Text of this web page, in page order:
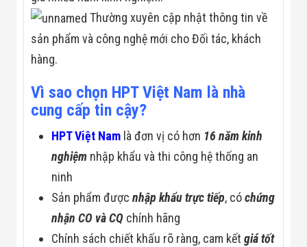
Thường xuyên cập nhật thông tin về
sản phẩm và công nghệ mới cho Đối tác, khách
hàng.
Vì sao chọn HPT Việt Nam là nhà
cung cấp tin cậy?
HPT Việt Nam là đơn vị có hơn 16 năm kinh
nghiệm nhập khẩu và thi công hệ thống an
ninh
Sản phẩm đượcnhập khẩu trực tiếp, cóchứng
nhận CO và CQ chính hãng
Chính sách chiết khấu rõ ràng, cam kếtgiá tốt